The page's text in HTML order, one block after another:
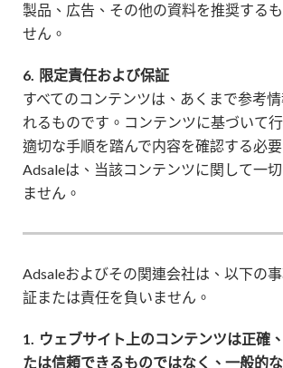
製品、広告、その他の資料を推奨する
せん。
6. 限定責任および保証
すべてのコンテンツは、あくまで参考
れるものです。コンテンツに基づいて
適切な手順を踏んで内容を確認する必
Adsaleは、当該コンテンツに関して一
ません。
Adsaleおよびその関連会社は、以下の
証または責任を負いません。
1. ウェブサイト上のコンテンツは正確
たは信頼できるものではなく、一般的